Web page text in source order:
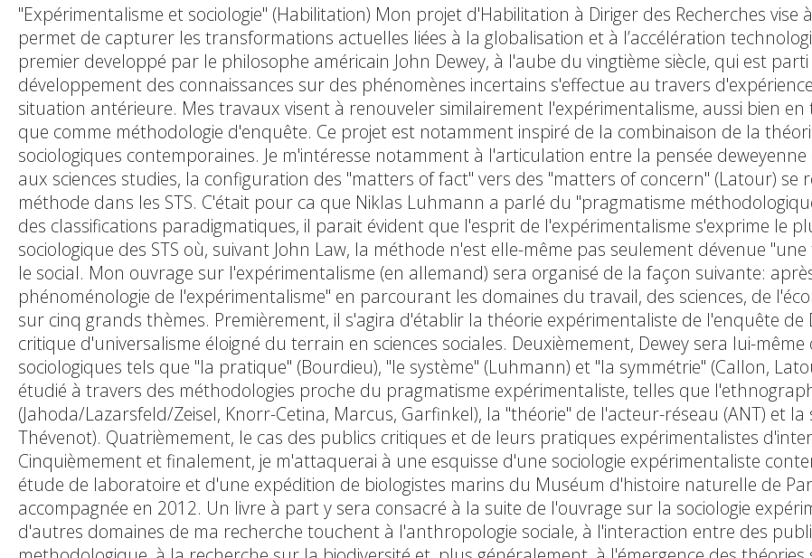
"Expérimentalisme et sociologie" (Habilitation) Mon projet d'Habilitation à Diriger des Recherches
permet de capturer les transformations actuelles liées à la globalisation et à l’accélération
premier developpé par le philosophe américain John Dewey, à l'aube du vingtième siècle, qui est
développement des connaissances sur des phénomènes incertains s'effectue au travers
situation antérieure. Mes travaux visent à renouveler similairement l'expérimentalisme, aussi bien
que comme méthodologie d'enquête. Ce projet est notamment inspiré de la combinaison de la
sociologiques contemporaines. Je m'intéresse notamment à l'articulation entre la pensée deweyenne
aux sciences studies, la configuration des "matters of fact" vers des "matters of concern" (Latour)
méthode dans les STS. C'était pour ca que Niklas Luhmann a parlé du "pragmatisme
des classifications paradigmatiques, il parait évident que l'esprit de l'expérimentalisme s'exprime le
sociologique des STS où, suivant John Law, la méthode n'est elle-même pas seulement dévenue
le social. Mon ouvrage sur l'expérimentalisme (en allemand) sera organisé de la façon suivante:
phénoménologie de l'expérimentalisme" en parcourant les domaines du travail, des sciences, de
sur cinq grands thèmes. Premièrement, il s'agira d'établir la théorie expérimentaliste de l'enquête
critique d'universalisme éloigné du terrain en sciences sociales. Deuxièmement, Dewey sera lui-
sociologiques tels que "la pratique" (Bourdieu), "le système" (Luhmann) et "la symmétrie" (Callon,
étudié à travers des méthodologies proche du pragmatisme expérimentaliste, telles que
(Jahoda/Lazarsfeld/Zeisel, Knorr-Cetina, Marcus, Garfinkel), la "théorie" de l'acteur-réseau (ANT) et
Thévenot). Quatrièmement, le cas des publics critiques et de leurs pratiques expérimentalistes
Cinquièmement et finalement, je m'attaquerai à une esquisse d'une sociologie expérimentaliste
étude de laboratoire et d'une expédition de biologistes marins du Muséum d'histoire naturelle de
accompagnée en 2012. Un livre à part y sera consacré à la suite de l'ouvrage sur la sociologie
d'autres domaines de ma recherche touchent à l'anthropologie sociale, à l'interaction entre des